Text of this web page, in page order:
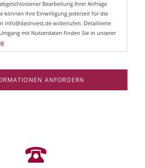
Bearbeitung Ihrer Anfrage
können Ihre Einwilligung jederzeit für die
info@dasinvest.de widerrufen. Detaillierte
mit Nutzerdaten finden Sie in unserer
ANFORDERN